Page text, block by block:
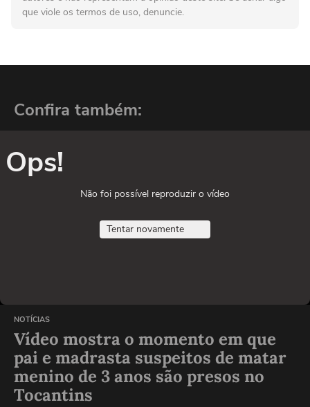
que viole os termos de uso, denuncie.
Confira também:
Ops!
Não foi possível reproduzir o vídeo
Tentar novamente
NOTÍCIAS
Vídeo mostra o momento em que
pai e madrasta suspeitos de matar
menino de 3 anos são presos no
Tocantins